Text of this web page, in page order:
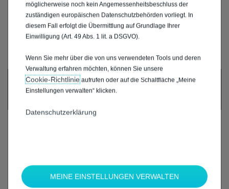
UM DIESE GOOGLE MAPS-KARTE ANZUZEIGEN,
AKZEPTIEREN SIE BITTE DIE FÜR
MARKETING/WERBUNG RELEVANTEN-COOKIES.
möglicherweise noch kein Angemessenheitsbeschluss der
zuständigen europäischen Datenschutzbehörden vorliegt. In
diesem Fall erfolgt die Übermittlung auf Grundlage Ihrer
Einwilligung (Art. 49 Abs. 1 lit. a DSGVO).
Wenn Sie mehr über die von uns verwendeten Tools und deren
Verwaltung erfahren möchten, können Sie unsere
Cookie‑Richtlinieaufrufen oder auf die Schaltfläche „Meine
Einstellungen verwalten“ klicken.
Datenschutzerklärung
MEINE EINSTELLUNGEN VERWALTEN